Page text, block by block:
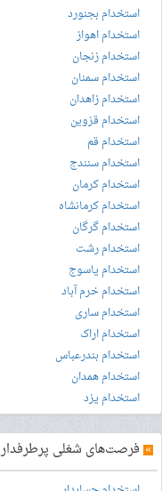
استخدام بجنورد
استخدام اهواز
استخدام زنجان
استخدام سمنان
استخدام زاهدان
استخدام قزوین
استخدام قم
استخدام سنندج
استخدام کرمان
استخدام کرمانشاه
استخدام گرگان
استخدام رشت
استخدام یاسوج
استخدام خرم آباد
استخدام ساری
استخدام اراک
استخدام بندرعباس
استخدام همدان
استخدام یزد
» فرصت‌های شغلی پرطرفدار